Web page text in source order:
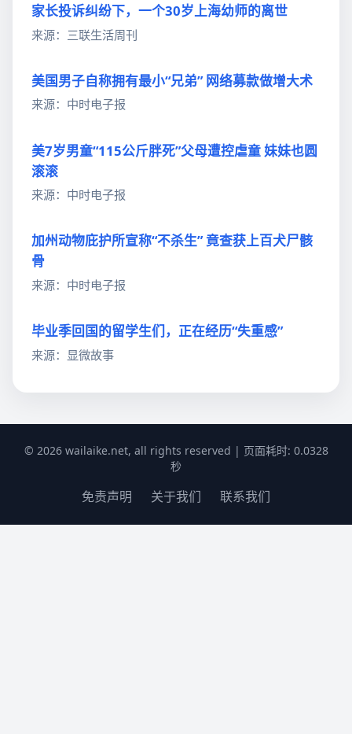
家长投诉纠纷下，一个30岁上海幼师的离世
来源：三联生活周刊
美国男子自称拥有最小“兄弟” 网络募款做增大术
来源：中时电子报
美7岁男童“115公斤胖死”父母遭控虐童 妹妹也圆
滚滚
来源：中时电子报
加州动物庇护所宣称“不杀生” 竟查获上百犬尸骸
骨
来源：中时电子报
毕业季回国的留学生们，正在经历“失重感”
来源：显微故事
© 2026 wailaike.net, all rights reserved | 页面耗时: 0.0328
秒
免责声明 关于我们 联系我们